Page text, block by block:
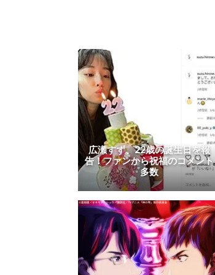
広瀬すず、22歳の誕生日を報
告！ファンから祝福のコメント
多数